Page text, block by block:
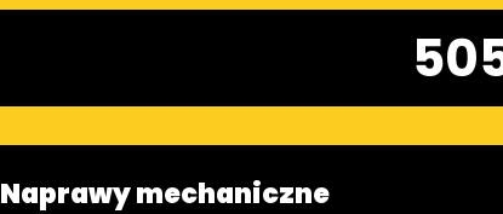
Naprawy mechaniczne